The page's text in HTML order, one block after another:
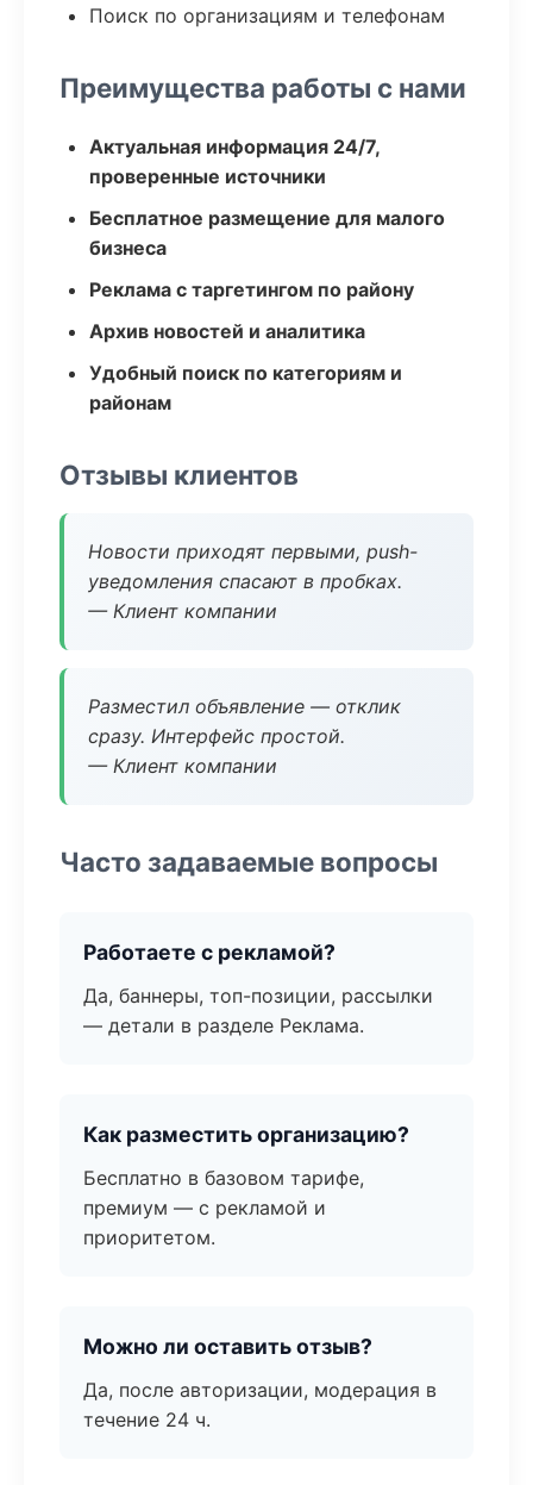
Поиск по организациям и телефонам
Преимущества работы с нами
Актуальная информация 24/7,
проверенные источники
Бесплатное размещение для малого
бизнеса
Реклама с таргетингом по району
Архив новостей и аналитика
Удобный поиск по категориям и
районам
Отзывы клиентов
Новости приходят первыми, push-
уведомления спасают в пробках.
— Клиент компании
Разместил объявление — отклик
сразу. Интерфейс простой.
— Клиент компании
Часто задаваемые вопросы
Работаете с рекламой?
Да, баннеры, топ-позиции, рассылки
— детали в разделе Реклама.
Как разместить организацию?
Бесплатно в базовом тарифе,
премиум — с рекламой и
приоритетом.
Можно ли оставить отзыв?
Да, после авторизации, модерация в
течение 24 ч.